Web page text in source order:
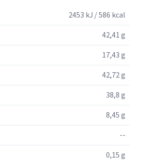
2453 kJ / 586 kcal
42,41 g
17,43 g
42,72 g
38,8 g
8,45 g
--
0,15 g